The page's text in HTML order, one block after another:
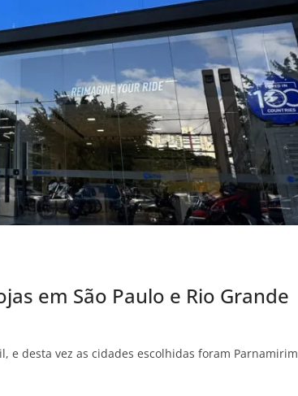
em São Paulo e Rio Grande
e desta vez as cidades escolhidas foram Parnamirim